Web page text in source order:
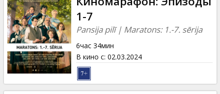
Кинозакуски
B2B
1-7
Pansija pilī | Maratons: 1.-7. sērija
6час 34мин
В кино с: 02.03.2024